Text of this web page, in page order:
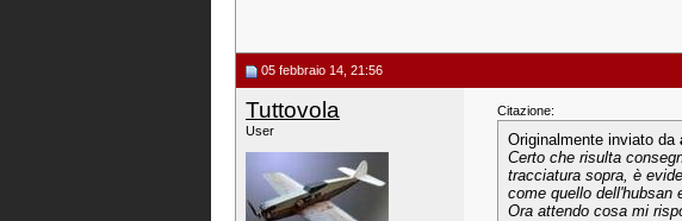
05 febbraio 14, 21:56
Tuttovola
User
Citazione:
Originalmente inviato da
Certo che risulta
tracciatura sopra, è
come quello dell'hubsan
Ora attendo cosa mi